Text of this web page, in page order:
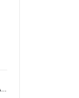
[30-005] BORNERA PLASTICA CHASIS 10PIN 300V 30A CE